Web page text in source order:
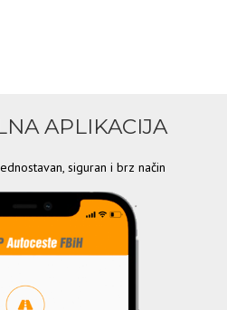
APLIKACIJA
siguran i brz način